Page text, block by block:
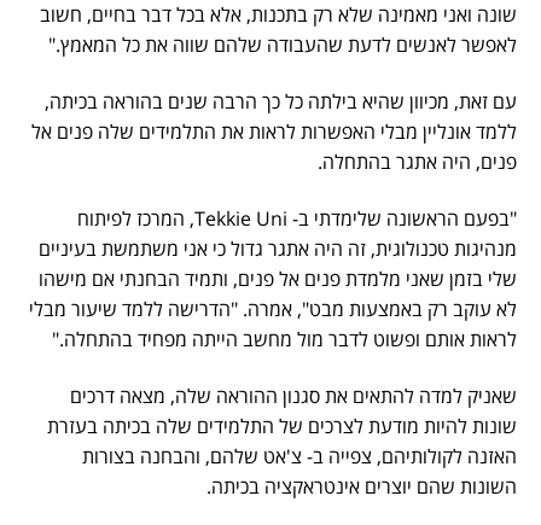
שונה ואני מאמינה שלא רק בתכנות, אלא בכל דבר בחיים, חשוב
לאפשר לאנשים לדעת שהעבודה שלהם שווה את כל המאמץ."
עם זאת, מכיוון שהיא בילתה כל כך הרבה שנים בהוראה בכיתה,
ללמד אונליין מבלי האפשרות לראות את התלמידים שלה פנים אל
פנים, היה אתגר בהתחלה.
"בפעם הראשונה שלימדתי ב- Tekkie Uni, המרכז לפיתוח
מנהיגות טכנולוגית, זה היה אתגר גדול כי אני משתמשת בעיניים
שלי בזמן שאני מלמדת פנים אל פנים, ותמיד הבחנתי אם מישהו
לא עוקב רק באמצעות מבט", אמרה. "הדרישה ללמד שיעור מבלי
לראות אותם ופשוט לדבר מול מחשב הייתה מפחיד בהתחלה."
שאניק למדה להתאים את סגנון ההוראה שלה, מצאה דרכים
שונות להיות מודעת לצרכים של התלמידים שלה בכיתה בעזרת
האזנה לקולותיהם, צפייה ב- צ'אט שלהם, והבחנה בצורות
השונות שהם יוצרים אינטראקציה בכיתה.